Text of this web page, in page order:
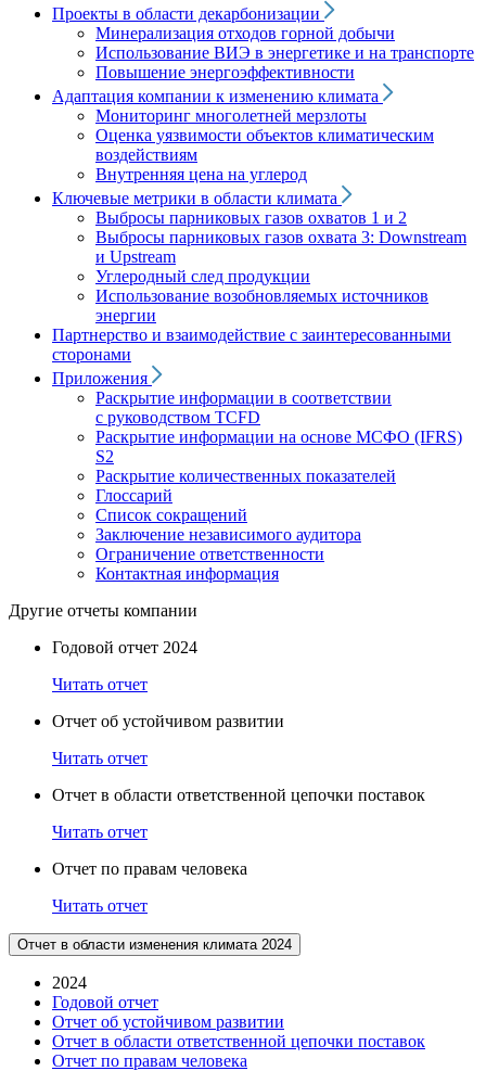
Проекты в области декарбонизации
Минерализация отходов горной добычи
Использование ВИЭ в энергетике и на транспорте
Повышение энергоэффективности
Адаптация компании к изменению климата
Мониторинг многолетней мерзлоты
Оценка уязвимости объектов климатическим
воздействиям
Внутренняя цена на углерод
Ключевые метрики в области климата
Выбросы парниковых газов охватов 1 и 2
Выбросы парниковых газов охвата 3: Downstream
и Upstream
Углеродный след продукции
Использование возобновляемых источников
энергии
Партнерство и взаимодействие с заинтересованными
сторонами
Приложения
Раскрытие информации в соответствии
с руководством TCFD
Раскрытие информации на основе МСФО (IFRS)
S2
Раскрытие количественных показателей
Глоссарий
Список сокращений
Заключение независимого аудитора
Ограничение ответственности
Контактная информация
Другие отчеты компании
Годовой отчет 2024
Читать отчет
Отчет об устойчивом развитии
Читать отчет
Отчет в области ответственной цепочки поставок
Читать отчет
Отчет по правам человека
Читать отчет
Отчет в области изменения климата 2024
2024
Годовой отчет
Отчет об устойчивом развитии
Отчет в области ответственной цепочки поставок
Отчет по правам человека